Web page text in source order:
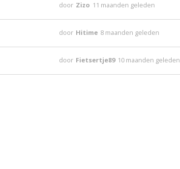
door Zizo 11 maanden geleden
door Hitime 8 maanden geleden
door Fietsertje89 10 maanden geleden